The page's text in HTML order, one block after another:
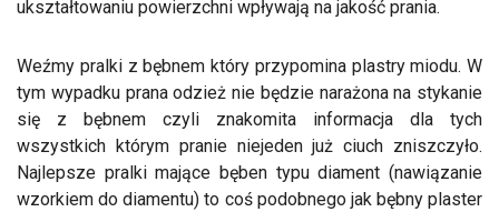
ukształtowaniu powierzchni wpływają na jakość prania.
Weźmy pralki z bębnem który przypomina plastry miodu. W
tym wypadku prana odzież nie będzie narażona na stykanie
się z bębnem czyli znakomita informacja dla tych
wszystkich którym pranie niejeden już ciuch zniszczyło.
Najlepsze pralki mające bęben typu diament (nawiązanie
wzorkiem do diamentu) to coś podobnego jak bębny plaster